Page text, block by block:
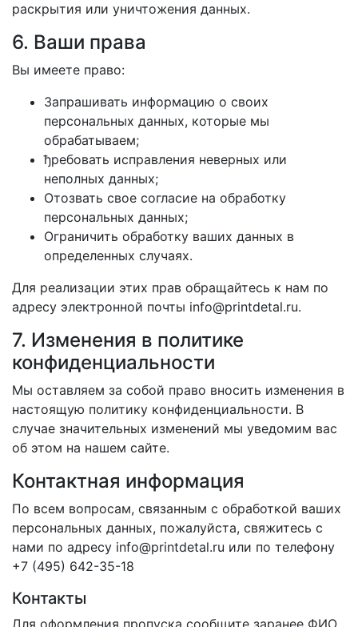
раскрытия или уничтожения данных.
6. Ваши права
Вы имеете право:
Запрашивать информацию о своих
персональных данных, которые мы
обрабатываем;
ђребовать исправления неверных или
неполных данных;
Отозвать свое согласие на обработку
персональных данных;
Ограничить обработку ваших данных в
определенных случаях.
Для реализации этих прав обращайтесь к нам по
адресу электронной почты info@printdetal.ru.
7. Изменения в политике
конфиденциальности
Мы оставляем за собой право вносить изменения в
настоящую политику конфиденциальности. В
случае значительных изменений мы уведомим вас
об этом на нашем сайте.
Контактная информация
По всем вопросам, связанным с обработкой ваших
персональных данных, пожалуйста, свяжитесь с
нами по адресу info@printdetal.ru или по телефону
+7 (495) 642-35-18
Контакты
Для оформления пропуска сообщите заранее ФИО